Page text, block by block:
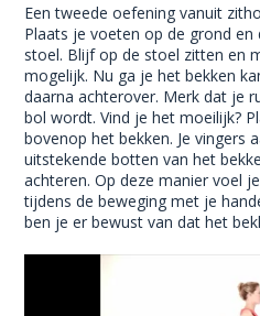
Een tweede oefening vanuit
Plaats je voeten op de grond en
stoel. Blijf op de stoel zitten en
mogelijk. Nu ga je het bekken
daarna achterover. Merk dat je
bol wordt. Vind je het moeilijk?
bovenop het bekken. Je vingers
uitstekende botten van het
achteren. Op deze manier voel
tijdens de beweging met je
ben je er bewust van dat het